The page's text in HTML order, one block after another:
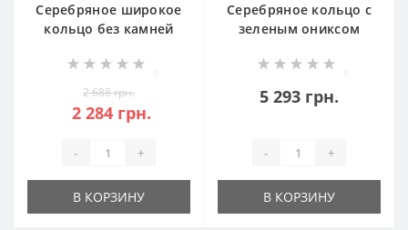
Серебряное широкое
кольцо без камней
2 688 грн.
2 284 грн.
- +
В КОРЗИНУ
Серебряное кольцо с
зеленым ониксом
5 293 грн.
- +
В КОРЗИНУ